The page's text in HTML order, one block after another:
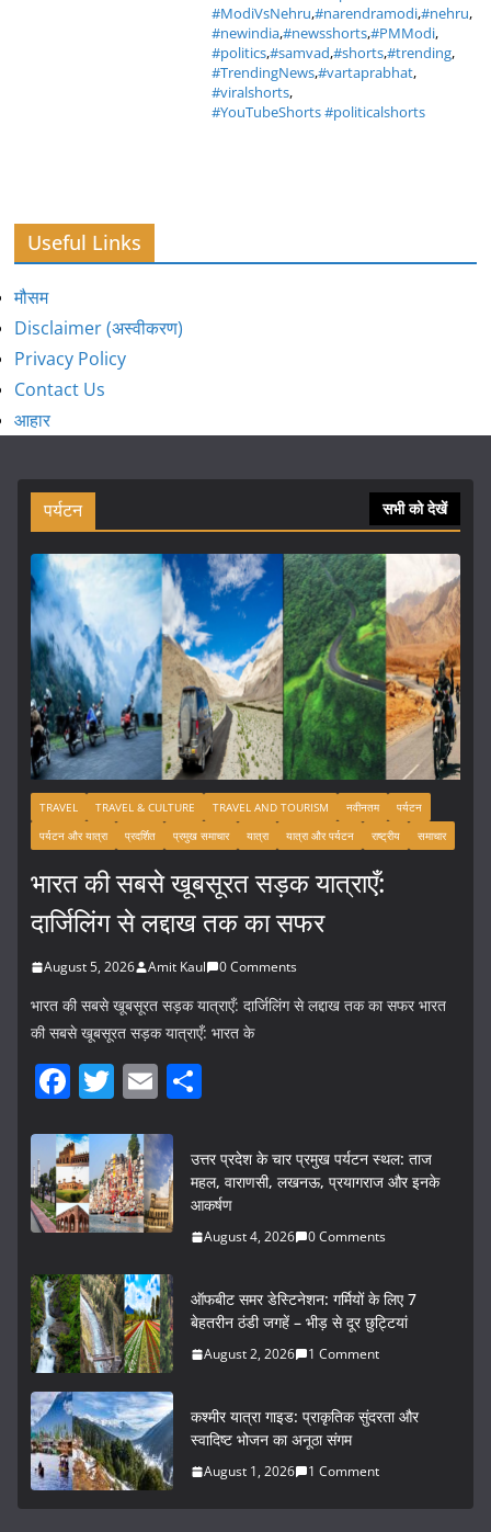
#ModiVsNehru,#narendramodi,#nehru,
#newindia,#newsshorts,#PMModi,
#politics,#samvad,#shorts,#trending,
#TrendingNews,#vartaprabhat,
#viralshorts,
#YouTubeShorts #politicalshorts
Useful Links
मौसम
Disclaimer (अस्वीकरण)
Privacy Policy
Contact Us
आहार
पर्यटन सभी को देखें
TRAVEL TRAVEL & CULTURE TRAVEL AND TOURISM नवीनतम
पर्यटन
पर्यटन और यात्रा
प्रदर्शित प्रमुख समाचार यात्रा यात्रा और पर्यटन राष्ट्रीय समाचार
भारत की सबसे खूबसूरत सड़क यात्राएँ:
दार्जिलिंग से लद्दाख तक का सफर
August 5, 2026 Amit Kaul 0 Comments
भारत की सबसे खूबसूरत सड़क यात्राएँ: दार्जिलिंग से लद्दाख तक का सफर भारत
की सबसे खूबसूरत सड़क यात्राएँ: भारत के
F
c
e
b
o
k
T
itt
er
E
ai
l
ar
e
उत्तर प्रदेश के चार प्रमुख पर्यटन स्थल: ताज
महल, वाराणसी, लखनऊ, प्रयागराज और इनके
आकर्षण
August 4, 2026 0 Comments
ऑफबीट समर डेस्टिनेशन: गर्मियों के लिए 7
बेहतरीन ठंडी जगहें – भीड़ से दूर छुट्टियां
August 2, 2026 1 Comment
कश्मीर यात्रा गाइड: प्राकृतिक सुंदरता और
स्वादिष्ट भोजन का अनूठा संगम
August 1, 2026 1 Comment